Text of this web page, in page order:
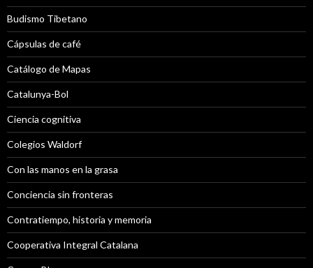
Budismo Tibetano
Cápsulas de café
Catálogo de Mapas
Catalunya-Bol
Ciencia cognitiva
Colegios Waldorf
Con las manos en la grasa
Conciencia sin fronteras
Contratiempo, historia y memoria
Cooperativa Integral Catalana